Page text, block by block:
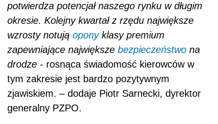
potwierdza potencjał naszego rynku w długim
okresie. Kolejny kwartał z rzędu największe
wzrosty notują oponyklasy premium
zapewniające największe bezpieczeństwo na
drodze - rosnąca świadomość kierowców w
tym zakresie jest bardzo pozytywnym
zjawiskiem. – dodaje Piotr Sarnecki, dyrektor
generalny PZPO.